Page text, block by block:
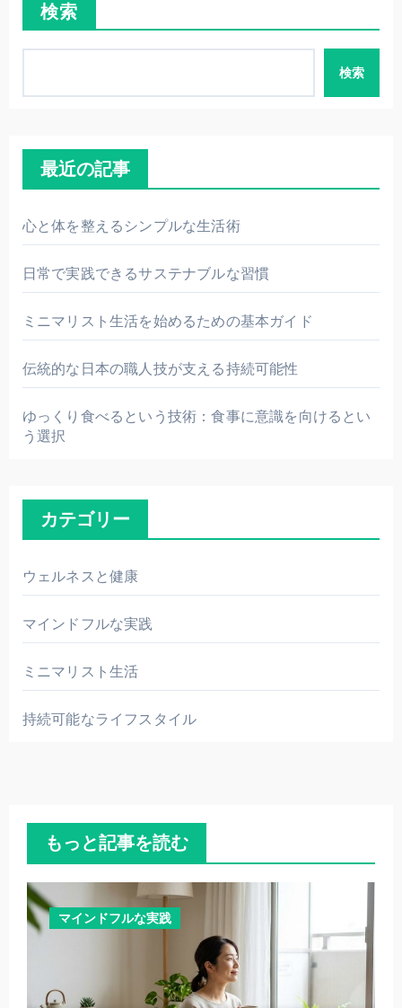
検索
検索
最近の記事
心と体を整えるシンプルな生活術
日常で実践できるサステナブルな習慣
ミニマリスト生活を始めるための基本ガイド
伝統的な日本の職人技が支える持続可能性
ゆっくり食べるという技術：食事に意識を向けるとい
う選択
カテゴリー
ウェルネスと健康
マインドフルな実践
ミニマリスト生活
持続可能なライフスタイル
もっと記事を読む
マインドフルな実践